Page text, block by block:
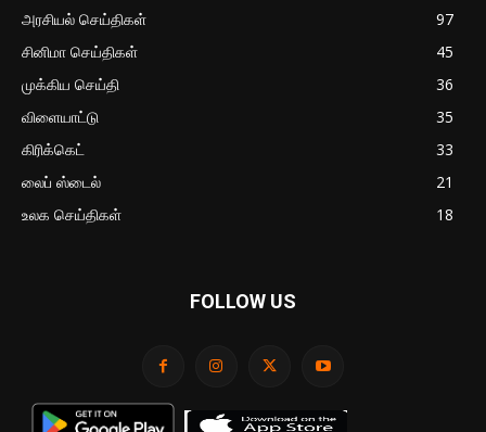
அரசியல் செய்திகள்
97
சினிமா செய்திகள்
45
முக்கிய செய்தி
36
விளையாட்டு
35
கிரிக்கெட்
33
லைப் ஸ்டைல்
21
உலக செய்திகள்
18
FOLLOW US